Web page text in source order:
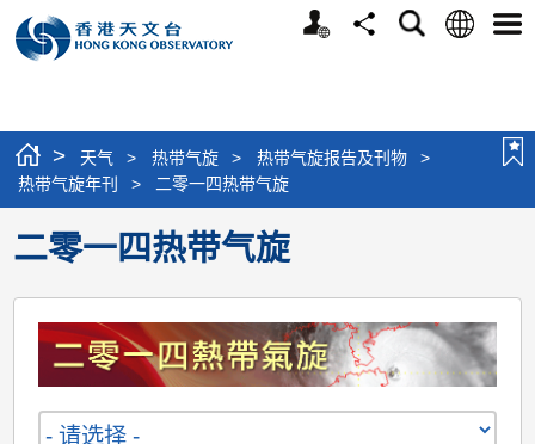
个
分
搜
语
选
> 天气 > 热带气旋 > 热带气旋报告及刊物
>
热带气旋年刊
> 二零一四热带气旋
二零一四热带气旋